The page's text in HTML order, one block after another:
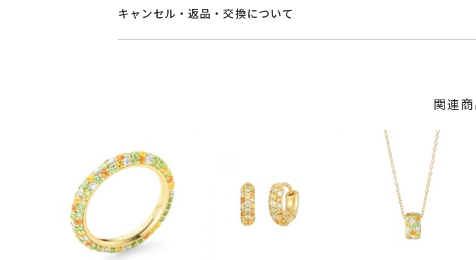
グリーンダイヤモンド
サファイア1.00ct
厚さ 約4mm
フルエタニティ
リングサイズにより価格が異なります。
こちらのリングは通常のサイズより0.5～1号ほど小さ
ご注文およびご入金確認後、以下の日程にて発送いたします。
■お届け目安が「3営業日以内に発送」の商品
・在庫のご用意ができる場合： 約1週間～1ヶ月以内を目安に発送いたしま
・受注生産となる場合： 商品ページに記載のある目安日数を頂戴し、一か
※お急ぎの方はご注文前にお問い合わせください。事前に現在の納期状況
お届け予定日はご注文から2営業日以内にメールにてご案内いたします。
詳しくは
キャンセル・返品・交換について
・受注生産の商品
・お客さまのお手元で傷や汚れが発生した商品
・到着後ご連絡無く7日以上経過した商品
・刻印をお入れした商品
・販売期間が限定されている商品
・過度な交換・返品を繰り返している場合
商品の品質には万全を期しておりますが、万が一不良品の場合、またはご
関連